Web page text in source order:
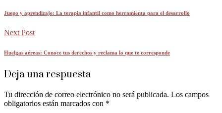
Juego y aprendizaje: La terapia infantil como herramienta para el desarrollo
Next Post
Huelgas aéreas: Conoce tus derechos y reclama lo que te corresponde
Deja una respuesta
Tu dirección de correo electrónico no será publicada. Los campos
obligatorios están marcados con *